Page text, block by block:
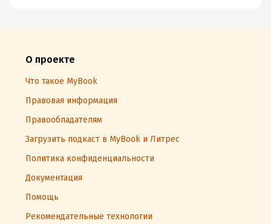
О проекте
Что такое MyBook
Правовая информация
Правообладателям
Загрузить подкаст в MyBook и Литрес
Политика конфиденциальности
Документация
Помощь
Рекомендательные технологии